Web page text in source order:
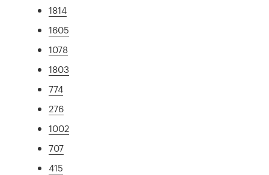
1814
1605
1078
1803
774
276
1002
707
415